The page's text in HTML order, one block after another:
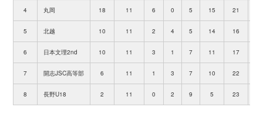
4 丸岡 18 11 6 0 5 15 21
5 北越 10 11 2 4 5 14 16
6 日本文理2nd 10 11 3 1 7 11 17
7 開志JSC高等部 6 11 1 3 7 10 22
8 長野U18 2 11 0 2 9 5 23